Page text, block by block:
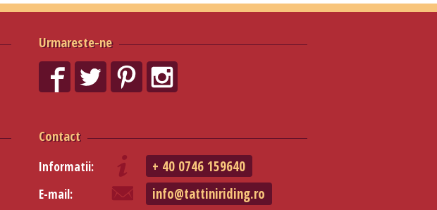
Urmareste-ne
Contact
Informatii: + 40 0746 159640
E-mail: info@tattiniriding.ro